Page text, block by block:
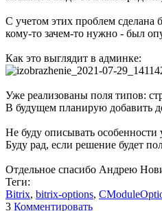
С учетом этих проблем сделана
кому-то зачем-то нужно - был
Как это выглядит в админке:
Уже реализованы поля типов:
В будущем планирую добавить
Не буду описывать особенности
Буду рад, если решение будет
Отдельное спасибо Андрею
Теги:
Bitrix, bitrix-options,
3 Комментировать